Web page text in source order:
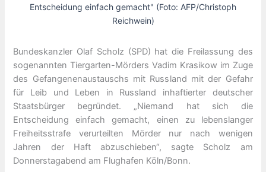
Entscheidung einfach gemacht" (Foto: AFP/Christoph
Reichwein)
Bundeskanzler Olaf Scholz (SPD) hat die Freilassung des
sogenannten Tiergarten-Mörders Vadim Krasikow im Zuge
des Gefangenenaustauschs mit Russland mit der Gefahr
für Leib und Leben in Russland inhaftierter deutscher
Staatsbürger begründet. „Niemand hat sich die
Entscheidung einfach gemacht, einen zu lebenslanger
Freiheitsstrafe verurteilten Mörder nur nach wenigen
Jahren der Haft abzuschieben“, sagte Scholz am
Donnerstagabend am Flughafen Köln/Bonn.